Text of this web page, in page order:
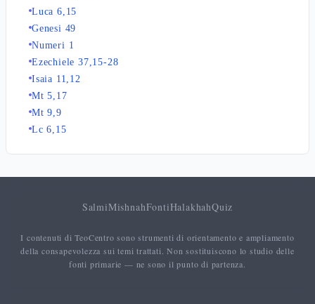
Luca 6,15
Genesi 49
Numeri 1
Ezechiele 37,15-28
Isaia 11,12
Mt 5,17
Mt 9,9
Lc 6,15
SalmiMishnahFontiHalakhahQuiz
I contenuti di TeoCentro sono strumenti di orientamento e ampliamento
della consapevolezza sui temi trattati. Non sostituiscono lo studio delle
fonti primarie — ne sono il punto di partenza.